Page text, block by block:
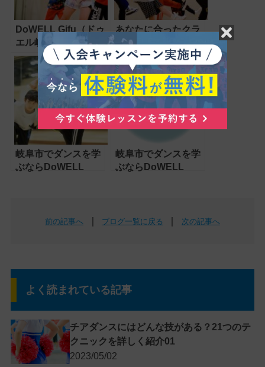
DoWELL Gifu（ドゥ
エル岐阜）の紹介
あなたに合ったクラ
スを見つけよう –
DoWELL Gifu（ドゥ
エル岐阜）
岐阜市でダンスを学
ぶならDoWELL
岐阜市でダンスを学
ぶならDoWELL
前の記事へ ブログ一覧に戻る 次の記事へ
よく読まれている記事
チアダンスにはどんな技がある？21つのテ
クニックを詳しく紹介01
2023/05/02